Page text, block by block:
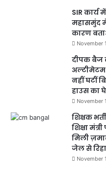
SIR कार्य
महासमुंद में
कारण
November
दीपक बैज
नहीं घटीं
हाउस का
November
शिक्षक
शिक्षा
मिली
जेल से
November